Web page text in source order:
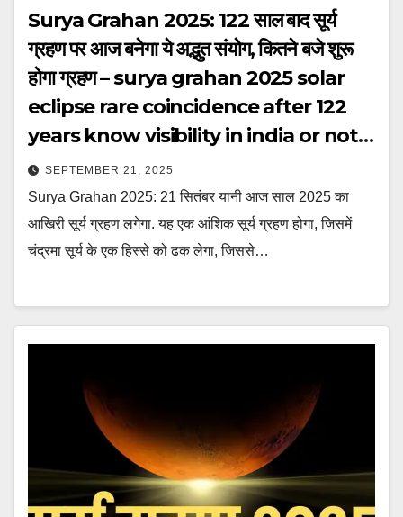
Surya Grahan 2025: 122 साल बाद सूर्य
ग्रहण पर आज बनेगा ये अद्भुत संयोग, कितने बजे शुरू
होगा ग्रहण – surya grahan 2025 solar
eclipse rare coincidence after 122
years know visibility in india or not
tvisg
SEPTEMBER 21, 2025
Surya Grahan 2025: 21 सितंबर यानी आज साल 2025 का
आखिरी सूर्य ग्रहण लगेगा. यह एक आंशिक सूर्य ग्रहण होगा, जिसमें
चंद्रमा सूर्य के एक हिस्से को ढक लेगा, जिससे…